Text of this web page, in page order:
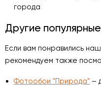
города
Другие
Если вам понравились
рекомендуем также
Фотообои "Природа" –